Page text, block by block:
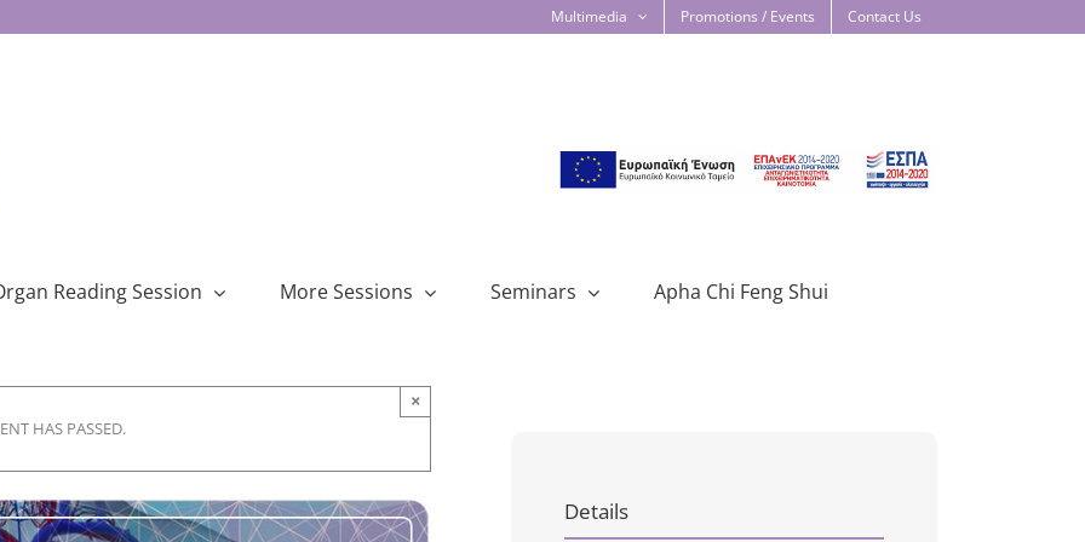
Multimedia Promotions / Events Contact Us
Reading Session More Sessions Seminars Apha Chi Feng Shui
HAS PASSED.
×
Details